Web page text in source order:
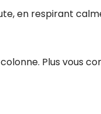
en respirant
Plus vous